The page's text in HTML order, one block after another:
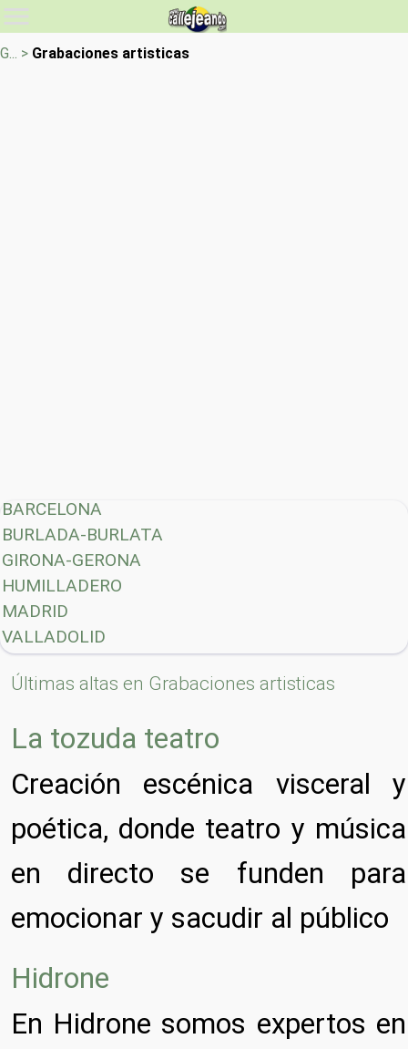
G... > Grabaciones artisticas
BARCELONA
BURLADA-BURLATA
GIRONA-GERONA
HUMILLADERO
MADRID
VALLADOLID
Últimas altas en Grabaciones artisticas
La tozuda teatro
Creación escénica visceral y
poética, donde teatro y música
en directo se funden para
emocionar y sacudir al público
Hidrone
En Hidrone somos expertos en